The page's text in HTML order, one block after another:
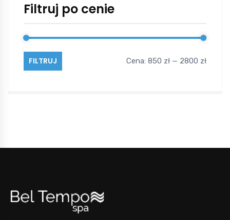
Filtruj po cenie
FILTRUJ Cena: 850 zł — 2800 zł